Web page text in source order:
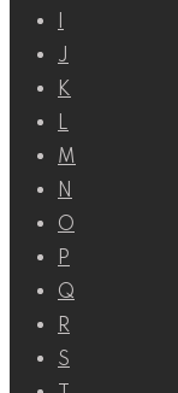
J
K
L
M
N
O
P
Q
R
S